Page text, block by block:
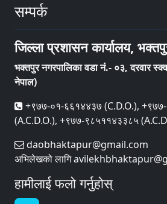
सम्पर्क
जिल्ला प्रशासन कार्यालय,
भक्तपुर नगरपालिका वडा नं.- ०३, दरवार
नेपाल)
+९७७-०१-६६१४४३७ (C.D.O.),
(A.C.D.O.), +९७७-९८५११४३३८५
daobhaktapur@gmail.com
अभिलेखको लागि
हामीलाई फलो गर्नुहोस्